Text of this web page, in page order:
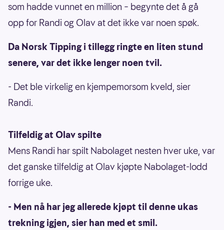
som hadde vunnet en million – begynte det å gå
opp for Randi og Olav at det ikke var noen spøk.
Da Norsk Tipping i tillegg ringte en liten stund
senere, var det ikke lenger noen tvil.
- Det ble virkelig en kjempemorsom kveld, sier
Randi.
Tilfeldig at Olav spilte
Mens Randi har spilt Nabolaget nesten hver uke, var
det ganske tilfeldig at Olav kjøpte Nabolaget-lodd
forrige uke.
- Men nå har jeg allerede kjøpt til denne ukas
trekning igjen, sier han med et smil.